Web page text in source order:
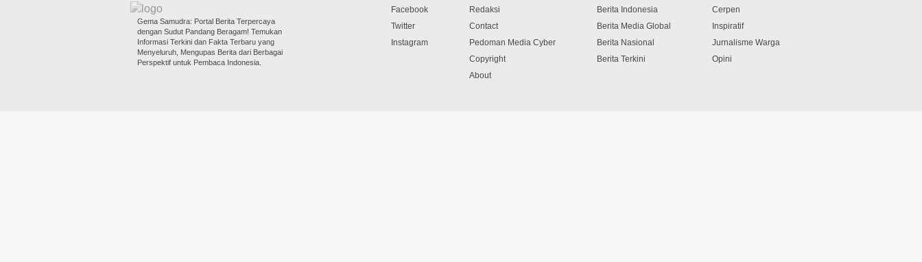
Gema Samudra: Portal Berita Terpercaya
dengan Sudut Pandang Beragam! Temukan
Informasi Terkini dan Fakta Terbaru yang
Menyeluruh, Mengupas Berita dari Berbagai
Perspektif untuk Pembaca Indonesia.
Facebook
Twitter
Instagram
Redaksi
Contact
Pedoman Media Cyber
Copyright
About
Berita Indonesia
Berita Media Global
Berita Nasional
Berita Terkini
Cerpen
Inspiratif
Jurnalisme Warga
Opini